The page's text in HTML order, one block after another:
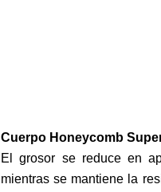
Cuerpo Honeycomb
El grosor se reduce en
mientras se mantiene la